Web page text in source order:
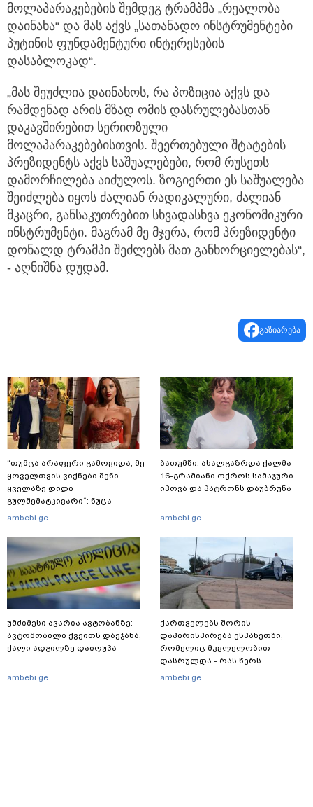
მოლაპარაკებების შემდეგ ტრამპმა „რეალობა
დაინახა“ და მას აქვს „სათანადო ინსტრუმენტები
პუტინის ფუნდამენტური ინტერესების
დასაბლოკად“.
„მას შეუძლია დაინახოს, რა პოზიცია აქვს და
რამდენად არის მზად ომის დასრულებასთან
დაკავშირებით სერიოზული
მოლაპარაკებებისთვის. შეერთებული შტატების
პრეზიდენტს აქვს საშუალებები, რომ რუსეთს
დამორჩილება აიძულოს. ზოგიერთი ეს საშუალება
შეიძლება იყოს ძალიან რადიკალური, ძალიან
მკაცრი, განსაკუთრებით სხვადასხვა ეკონომიკური
ინსტრუმენტი. მაგრამ მე მჯერა, რომ პრეზიდენტი
დონალდ ტრამპი შეძლებს მათ განხორციელებას“,
- აღნიშნა დუდამ.
გაზიარება
“თუმცა არაფერი გამოვიდა, მე
ყოველთვის ვიქნები შენი
ყველაზე დიდი
გულშემატკივარი“: ნუცა
ბუზალაძე რჩეულს დაშორდა? -
აქვეყნებს
ambebi.ge
უმძიმესი ავარია ავტობანზე:
ავტომობილი ქვეითს დაეჯახა,
ქალი ადგილზე დაიღუპა
ambebi.ge
ბათუმში, ახალგაზრდა ქალმა
16-გრამიანი ოქროს სამაჯური
იპოვა და პატრონს დაუბრუნა
ambebi.ge
ქართველებს შორის
დაპირისპირება ესპანეთში,
რომელიც მკვლელობით
დასრულდა - რას წერს
საერთაშორისო მედია: "მანქანა
ambebi.ge